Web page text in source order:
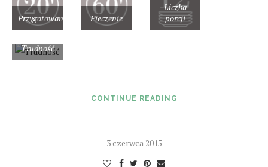
Przygotowanie Pieczenie
Liczba
porcji
Trudność
CONTINUE READING
3 czerwca 2015